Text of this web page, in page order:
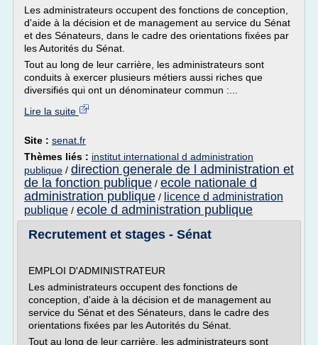
Les administrateurs occupent des fonctions de conception,
d'aide à la décision et de management au service du Sénat
et des Sénateurs, dans le cadre des orientations fixées par
les Autorités du Sénat.
Tout au long de leur carrière, les administrateurs sont
conduits à exercer plusieurs métiers aussi riches que
diversifiés qui ont un dénominateur commun :...
Lire la suite
Site : senat.fr
Thèmes liés : institut international d administration
publique / direction generale de l administration et
de la fonction publique / ecole nationale d
administration publique / licence d administration
publique / ecole d administration publique
Recrutement et stages - Sénat
EMPLOI D'ADMINISTRATEUR
Les administrateurs occupent des fonctions de
conception, d'aide à la décision et de management au
service du Sénat et des Sénateurs, dans le cadre des
orientations fixées par les Autorités du Sénat.
Tout au long de leur carrière, les administrateurs sont